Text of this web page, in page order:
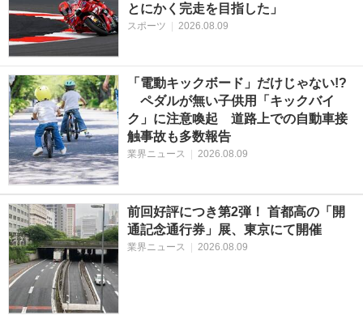
とにかく完走を目指した」
スポーツ | 2026.08.09
「電動キックボード」だけじゃない!?
ペダルが無い子供用「キックバイ
ク」に注意喚起 道路上での自動車接
触事故も多数報告
業界ニュース | 2026.08.09
前回好評につき第2弾！ 首都高の「開
通記念通行券」展、東京にて開催
業界ニュース | 2026.08.09